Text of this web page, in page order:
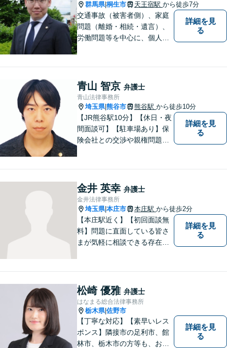
群馬県|桐生市 天王宿駅 から徒歩7分
交通事故（被害者側）、家庭
問題（離婚・相続・遺言）、
労働問題等を中心に、個人・
もご満足いただける質の高い
サービスを日々心がけていま
す。
詳細を見
る
青山 智京 弁護士
青山法律事務所
埼玉県|熊谷市 熊谷駅 から徒歩10分
【JR熊谷駅10分】【休日・夜
間面談可】【駐車場あり】保
険会社との交渉や親権問題、
が高い」と感じる方も、まず
はお気持ちをお聞かせくださ
い。
詳細を見
る
金井 英幸 弁護士
金井法律事務所
埼玉県|本庄市 本庄駅 から徒歩2分
【本庄駅近く】【初回面談無
料】問題に直面している皆さ
まが気軽に相談できる存在に
／休日対応可能】公平・公正
な立場から、事件の見通しを
正確に伝えます。お気軽にご
相談ください。
詳細を見
る
松崎 優雅 弁護士
はなまる総合法律事務所
栃木県|佐野市
【丁寧な対応】【素早いレス
ポンス】隣接市の足利市、館
林市、栃木市の方等も、お気
詳細を見
る